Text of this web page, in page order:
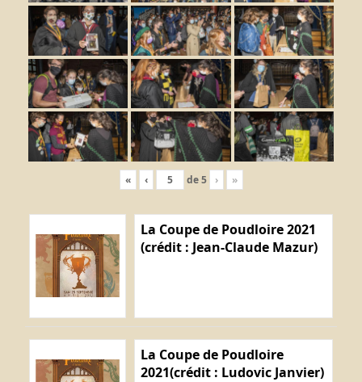
« ‹ de5 › »
La Coupe de Poudloire 2021
(crédit : Jean-Claude Mazur)
La Coupe de Poudloire
2021(crédit : Ludovic Janvier)